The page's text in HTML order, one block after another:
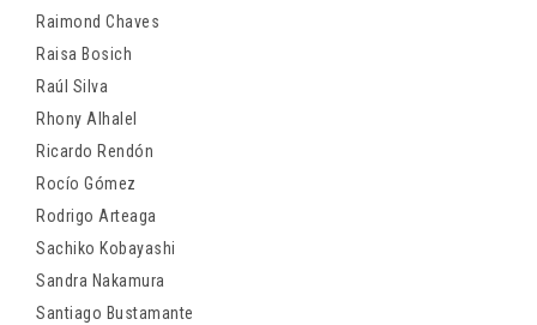
Raimond Chaves
Raisa Bosich
Raúl Silva
Rhony Alhalel
Ricardo Rendón
Rocío Gómez
Rodrigo Arteaga
Sachiko Kobayashi
Sandra Nakamura
Santiago Bustamante